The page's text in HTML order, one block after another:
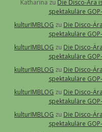
Katharina zu Die Disco-Ära
spektakuläre
kulturIMBLOG zu Die Disco-
spektakuläre
kulturIMBLOG zu Die Disco-
spektakuläre
kulturIMBLOG zu Die Disco-
spektakuläre
kulturIMBLOG zu Die Disco-
spektakuläre
kulturIMBLOG zu Die Disco-
spektakuläre